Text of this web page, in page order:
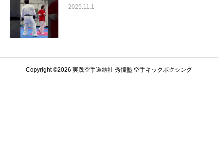
2025.11.1
Copyright ©️2026 実践空手道結社 秀憧塾 空手キックボクシング